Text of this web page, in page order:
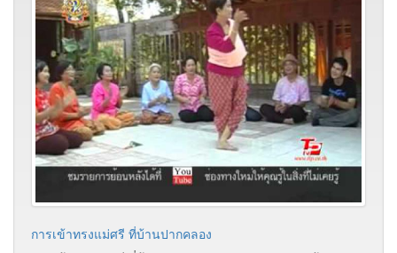
การเข้าทรงแม่ศรี ที่บ้านปากคลอง